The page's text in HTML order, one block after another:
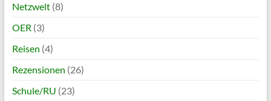
Netzwelt(8)
OER (3)
Reisen (4)
Rezensionen (26)
Schule/RU (23)